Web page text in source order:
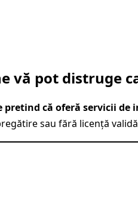
vă pot distruge
pretind că oferă servicii de
sau fără licență